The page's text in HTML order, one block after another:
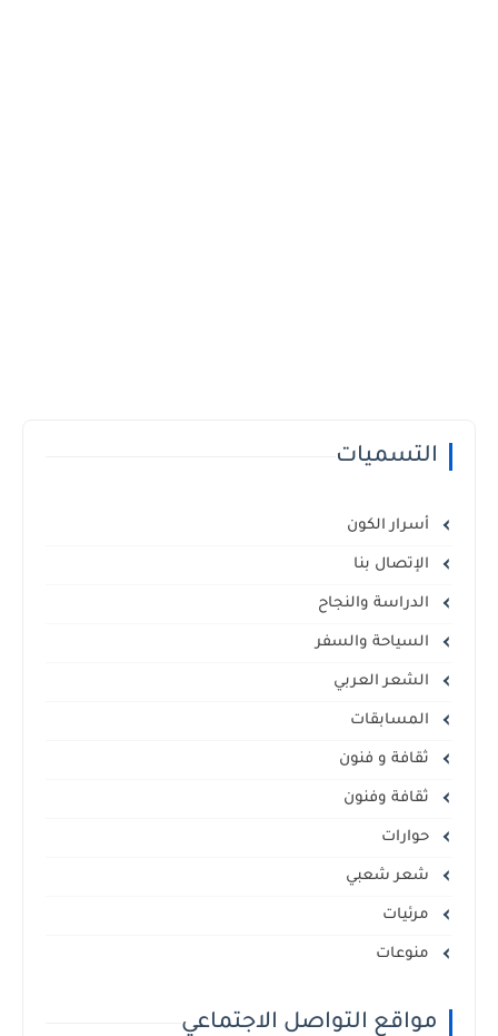
التسميات
أسرار الكون
الإتصال بنا
الدراسة والنجاح
السياحة والسفر
الشعر العربي
المسابقات
ثقافة و فنون
ثقافة وفنون
حوارات
شعر شعبي
مرئيات
منوعات
مواقع التواصل الاجتماعي